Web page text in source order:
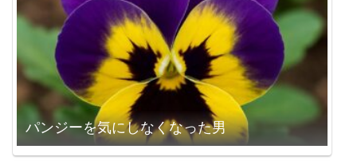
パンジーを気にしなくなった男